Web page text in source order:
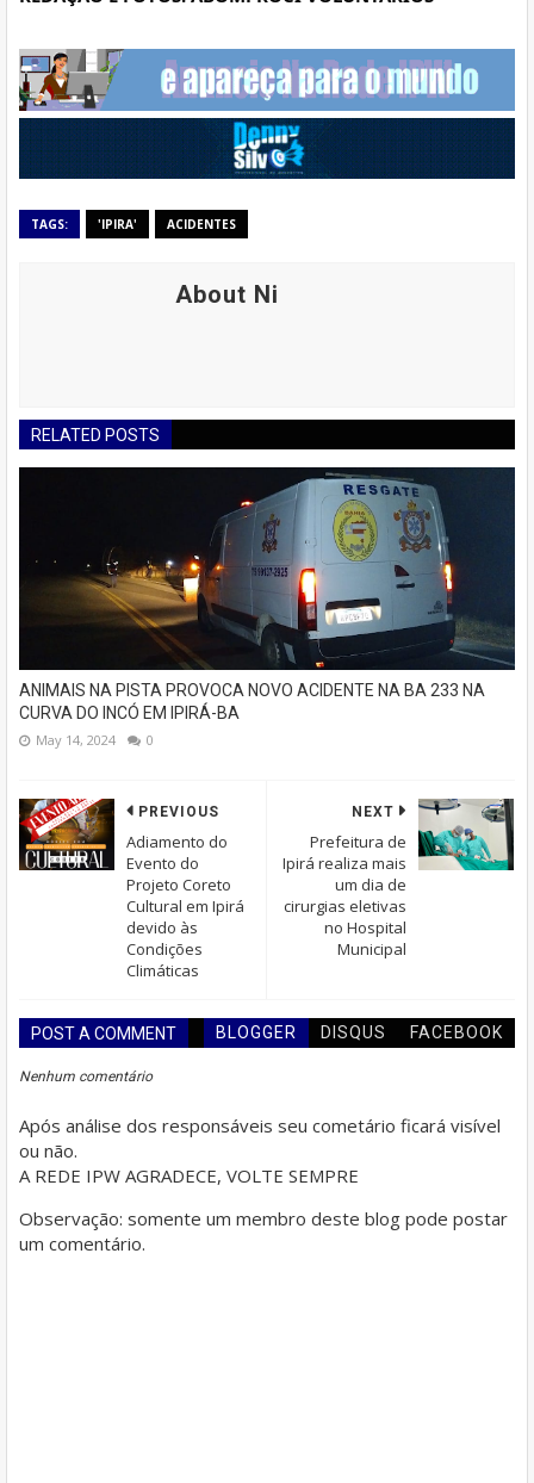
TAGS: 'IPIRA' ACIDENTES
About Ni
RELATED POSTS
ANIMAIS NA PISTA PROVOCA NOVO ACIDENTE NA BA 233 NA
CURVA DO INCÓ EM IPIRÁ-BA
May 14, 2024 0
NEXT
Prefeitura de
Ipirá realiza mais
um dia de
cirurgias eletivas
no Hospital
Municipal
PREVIOUS
Adiamento do
Evento do
Projeto Coreto
Cultural em Ipirá
devido às
Condições
Climáticas
POST A COMMENT BLOGGER DISQUS FACEBOOK
Nenhum comentário
Após análise dos responsáveis seu cometário ficará visível
ou não.
A REDE IPW AGRADECE, VOLTE SEMPRE
Observação: somente um membro deste blog pode postar
um comentário.